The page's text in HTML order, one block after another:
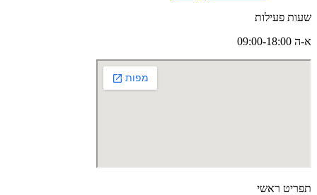
שעות פעילות
א-ה 09:00-18:00
תפריט ראשי